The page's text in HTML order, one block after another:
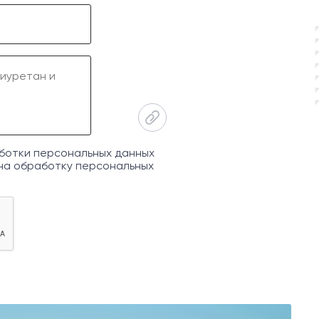
персональных данных
обработку персональных